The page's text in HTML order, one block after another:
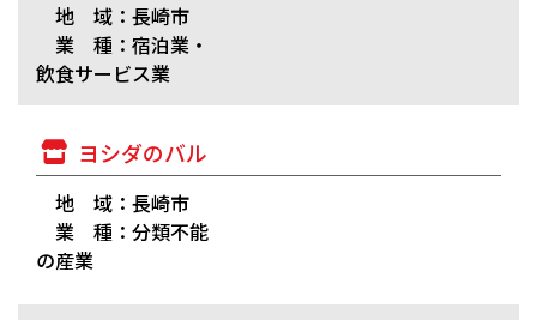
地 域：長崎市
業 種：宿泊業・
飲食サービス業
ヨシダのバル
地 域：長崎市
業 種：分類不能
の産業